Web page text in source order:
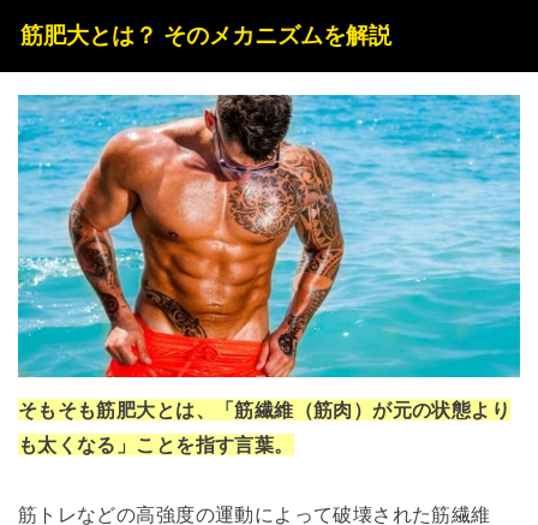
筋肥大とは？ そのメカニズムを解説
そもそも筋肥大とは、「筋繊維（筋肉）が元の状態より
も太くなる」ことを指す言葉。
筋トレなどの高強度の運動によって破壊された筋繊維